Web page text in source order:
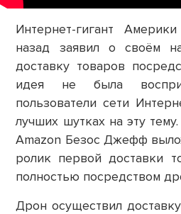
Интернет-гигант
назад заявил о своём
доставку товаров
идея не была
пользователи сети
лучших шутках на эту
Amazon Безос Джефф
ролик первой доставки
полностью посредством
Дрон осуществил